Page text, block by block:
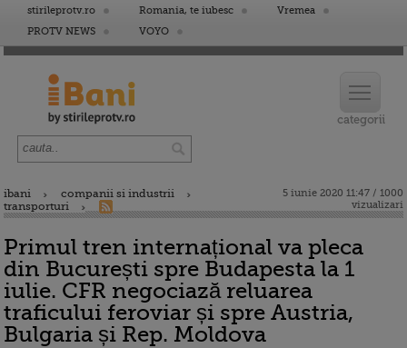
stirileprotv.ro Romania, te iubesc
Vremea
PROTV NEWS
VOYO
ibani
companii si industrii
transporturi
5 iunie 2020 11:47 / 1000
vizualizari
Primul tren internațional va pleca
din București spre Budapesta la 1
iulie. CFR negociază reluarea
traficului feroviar și spre Austria,
Bulgaria și Rep. Moldova